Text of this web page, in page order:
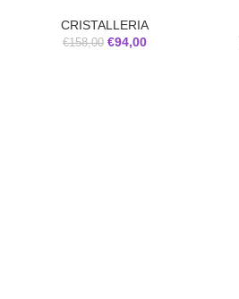
CRISTALLERIA
€158,00 €94,00